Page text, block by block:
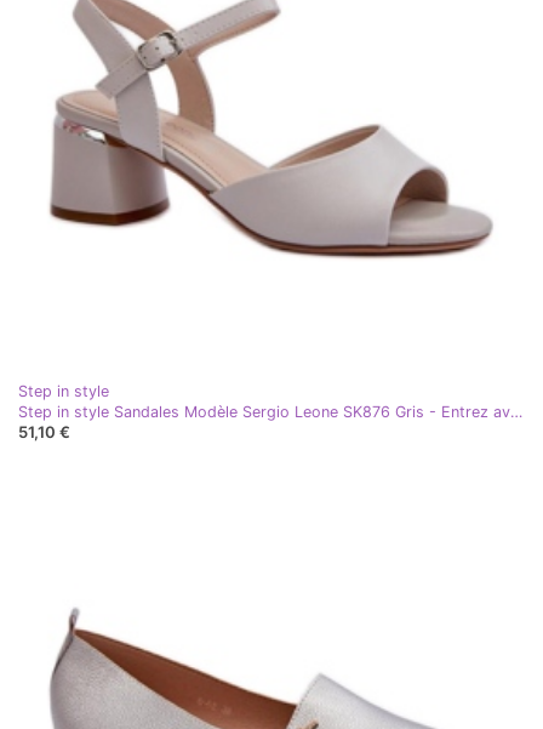
Step in style
Step in style Sandales Modèle Sergio Leone SK876 Gris - Entrez avec style
51,10 €